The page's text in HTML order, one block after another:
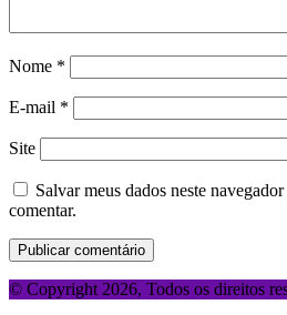
Nome *
E-mail *
Site
Salvar meus dados neste
comentar.
© Copyright 2026, Todos os direitos